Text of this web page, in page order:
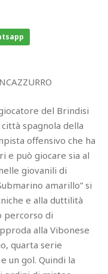
del Brindisi
città spagnola della
offensivo che ha
e può giocare sia al
giovanili di
amarillo” si
e alla duttilità
percorso di
alla Vibonese
quarta serie
un gol. Quindi la